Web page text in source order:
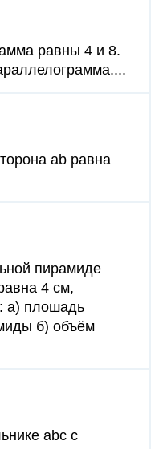
равны 4 и 8.
ab равна
пирамиде
4 см,
а) плошадь
б) объём
abc с